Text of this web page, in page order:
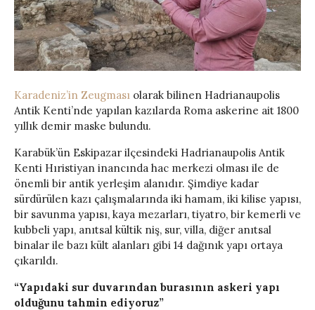
Karadeniz’in Zeugması olarak bilinen Hadrianaupolis
Antik Kenti’nde yapılan kazılarda Roma askerine ait 1800
yıllık demir maske bulundu.
Karabük’ün Eskipazar ilçesindeki Hadrianaupolis Antik
Kenti Hıristiyan inancında hac merkezi olması ile de
önemli bir antik yerleşim alanıdır. Şimdiye kadar
sürdürülen kazı çalışmalarında iki hamam, iki kilise yapısı,
bir savunma yapısı, kaya mezarları, tiyatro, bir kemerli ve
kubbeli yapı, anıtsal kültik niş, sur, villa, diğer anıtsal
binalar ile bazı kült alanları gibi 14 dağınık yapı ortaya
çıkarıldı.
“Yapıdaki sur duvarından burasının askeri yapı
olduğunu tahmin ediyoruz”